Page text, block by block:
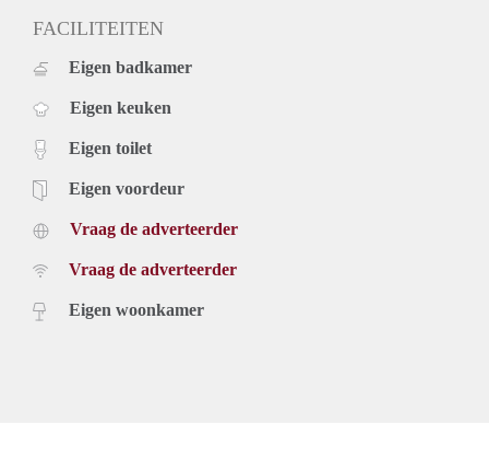
FACILITEITEN
Eigen badkamer
Eigen keuken
Eigen toilet
Eigen voordeur
Vraag de adverteerder
Vraag de adverteerder
Eigen woonkamer